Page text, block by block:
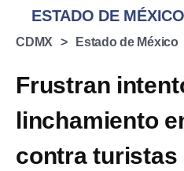
ESTADO DE MÉXICO
CDMX Estado de México
Frustran
linchamiento
contra turistas